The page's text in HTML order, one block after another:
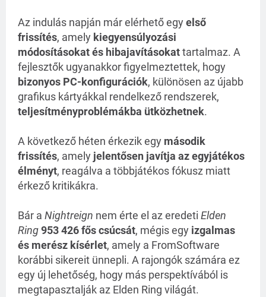
Az indulás napján már elérhető egyelső
frissítés, amely kiegyensúlyozási
módosításokat és hibajavításokattartalmaz. A
fejlesztők ugyanakkor figyelmeztettek, hogy
bizonyos PC-konfigurációk, különösen az újabb
grafikus kártyákkal rendelkező rendszerek,
teljesítményproblémákba ütközhetnek.
A következő héten érkezik egy második
frissítés, amely jelentősen javítja az egyjátékos
élményt, reagálva a többjátékos fókusz miatt
érkező kritikákra.
Bár a Nightreign nem érte el az eredeti Elden
Ring953 426 fős csúcsát, mégis egy izgalmas
és merész kísérlet, amely a FromSoftware
korábbi sikereit ünnepli. A rajongók számára ez
egy új lehetőség, hogy más perspektívából is
megtapasztalják az Elden Ring világát.